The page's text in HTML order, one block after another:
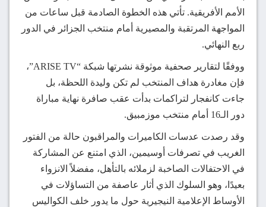
الأمم الأفريقية. تأتي هذه الخطوة الصادمة قبل ساعات من
المواجهة المرتقبة والمصيرية أمام منتخب الجزائر في الدور
ربع النهائي.
ووفقًا لتقارير صحفية موثوقة نشرتها شبكة “ARISE TV”،
فإن مغادرة هداف المنتخب لم تكن وليدة اللحظة، بل
جاءت كانفجار لتراكمات بدأت عقب صافرة نهاية مباراة
دور الـ16 أمام منتخب موزمبيق.
وقد رصدت عدسات الكاميرات والمراقبون حالة من الفتور
الغريب في تصرفات أوسيمين، الذي امتنع عن المشاركة
في الاحتفالات الصاخبة لزملائه بالتأهل، مفضلاً الانزواء
بعيدًا، وهو السلوك الذي أثار عاصفة من التساؤلات في
الأوساط الإعلامية النيجيرية حول ما يدور خلف الكواليس